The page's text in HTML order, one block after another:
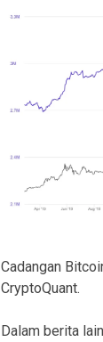
Cadangan
CryptoQuant.
Dalam berita